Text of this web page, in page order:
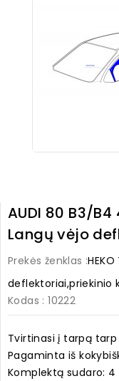
AUDI 80 B3/
Langų vėjo
Prekės ženklas :
deflektoriai,priekinio
Kodas : 10222
Tvirtinasi į tarpą
Pagaminta iš
Komplektą sudaro: 4